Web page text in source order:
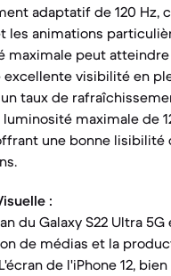
adaptatif de 120 Hz,
les animations
maximale peut atteindre
excellente visibilité en
un taux de
maximale de
une bonne lisibilité
:
du Galaxy S22 Ultra
de médias et la
de l'iPhone 12,